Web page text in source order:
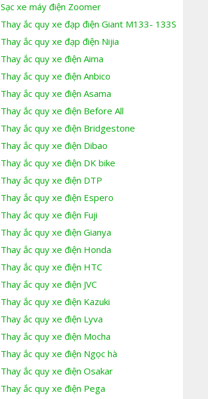
Sạc xe máy điện Zoomer
Thay ắc quy xe đạp điện Giant M133- 133S
Thay ắc quy xe đạp điện Nijia
Thay ắc quy xe điện Aima
Thay ắc quy xe điện Anbico
Thay ắc quy xe điện Asama
Thay ắc quy xe điện Before All
Thay ắc quy xe điện Bridgestone
Thay ắc quy xe điện Dibao
Thay ắc quy xe điện DK bike
Thay ắc quy xe điện DTP
Thay ắc quy xe điện Espero
Thay ắc quy xe điện Fuji
Thay ắc quy xe điện Gianya
Thay ắc quy xe điện Honda
Thay ắc quy xe điện HTC
Thay ắc quy xe điện JVC
Thay ắc quy xe điện Kazuki
Thay ắc quy xe điện Lyva
Thay ắc quy xe điện Mocha
Thay ắc quy xe điện Ngọc hà
Thay ắc quy xe điện Osakar
Thay ắc quy xe điện Pega